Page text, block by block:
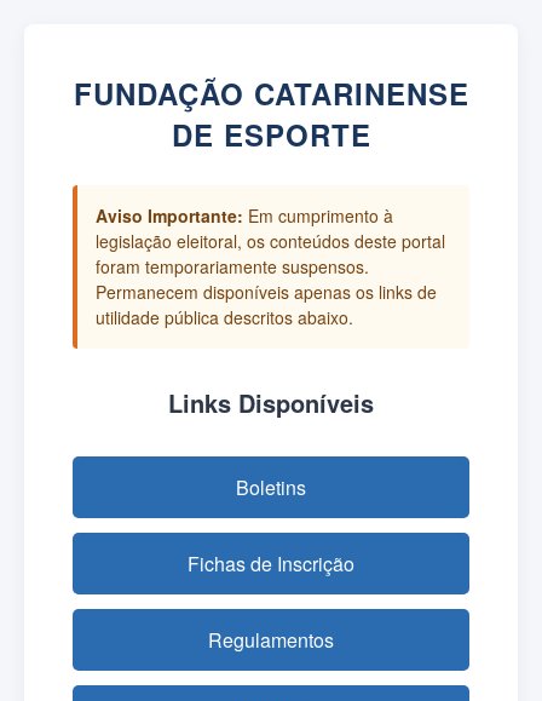
FUNDAÇÃO CATARINENSE
DE ESPORTE
Aviso Importante: Em cumprimento à
legislação eleitoral, os conteúdos deste portal
foram temporariamente suspensos.
Permanecem disponíveis apenas os links de
utilidade pública descritos abaixo.
Links Disponíveis
Boletins
Fichas de Inscrição
Regulamentos